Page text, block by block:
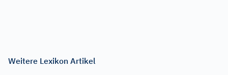
Weitere Lexikon Artikel